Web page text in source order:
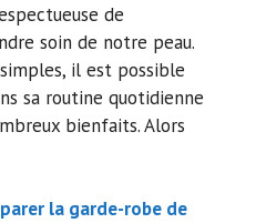
de
soin de notre peau.
il est possible
sa routine quotidienne
bienfaits. Alors
la garde-robe de